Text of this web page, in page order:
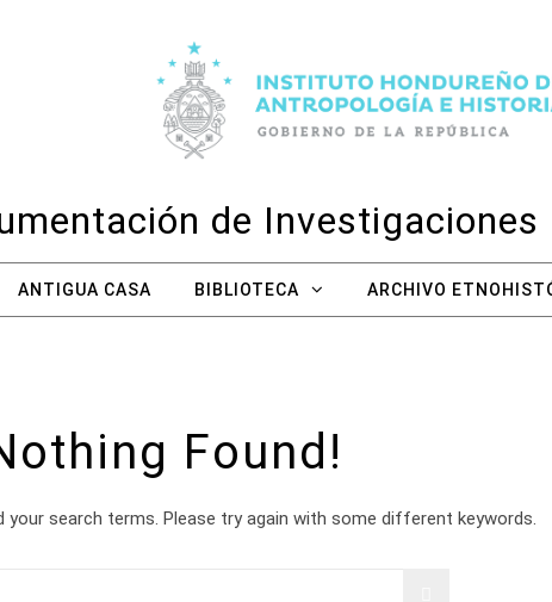
de
ANTIGUA CASA BIBLIOTECA ARCHIVO
Found!
your search terms. Please try again with some different keywords.